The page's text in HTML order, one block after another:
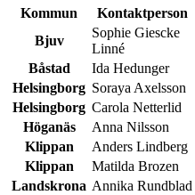
Kommun Kontaktperson
Bjuv
Sophie Giescke
Linné
Båstad
Ida Hedunger
Helsingborg Soraya Axelsson
Helsingborg Carola Netterlid
Höganäs
Anna Nilsson
Klippan
Anders Lindberg
Klippan
Matilda Brozen
Landskrona Annika Rundblad